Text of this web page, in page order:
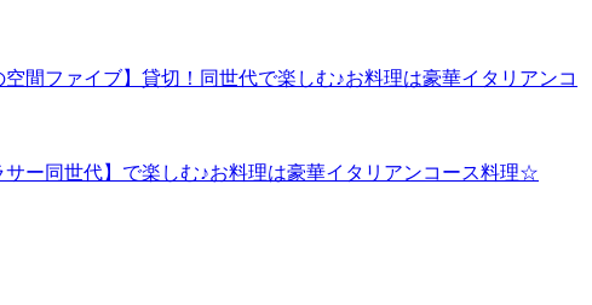
間ファイブ】貸切！同世代で楽しむ♪お料理は豪華イタリアンコ
ー同世代】で楽しむ♪お料理は豪華イタリアンコース料理☆